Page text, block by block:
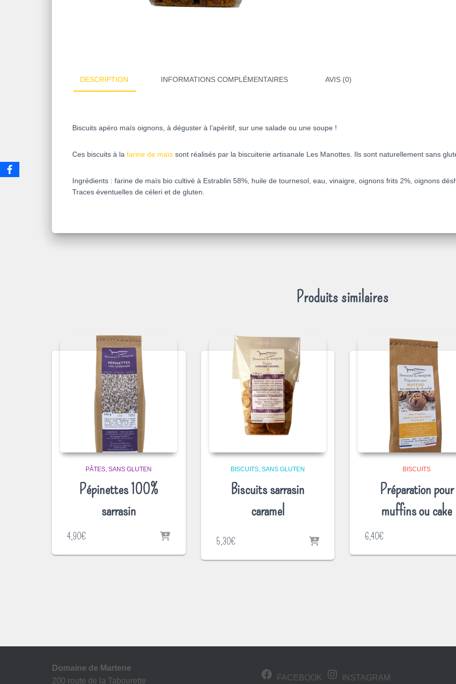
DESCRIPTION INFORMATIONS COMPLÉMENTAIRES AVIS (0)
Biscuits apéro maïs oignons, à déguster à l’apéritif, sur une salade ou une soupe !
Ces biscuits à la farine de maïs sont réalisés par la biscuiterie artisanale Les Manottes. Ils sont naturellement sans
Ingrédients : farine de maïs bio cultivé à Estrablin 58%, huile de tournesol, eau, vinaigre, oignons frits 2%, oignons
Traces éventuelles de céleri et de gluten.
Produits similaires
PÂTES SANS GLUTEN
Pépinettes 100%
sarrasin
4,90€
BISCUITS SANS GLUTEN
Biscuits sarrasin
caramel
5,30€
BISCUITS
Préparation pour
muffins ou cake
6,40€
Domaine de Martene
200 route de la Tabourette
FACEBOOK INSTAGRAM